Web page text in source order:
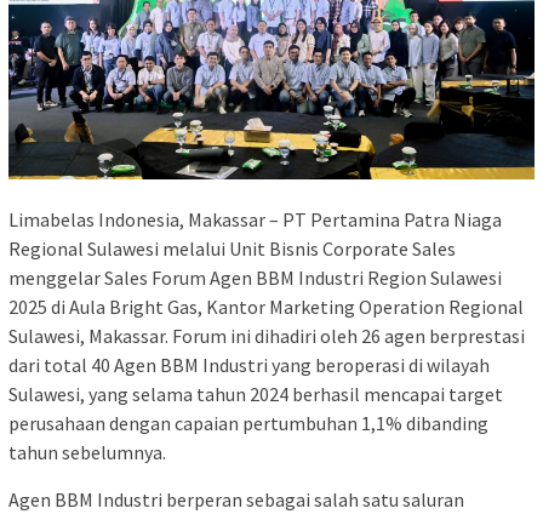
Limabelas Indonesia, Makassar – PT Pertamina Patra Niaga
Regional Sulawesi melalui Unit Bisnis Corporate Sales
menggelar Sales Forum Agen BBM Industri Region Sulawesi
2025 di Aula Bright Gas, Kantor Marketing Operation Regional
Sulawesi, Makassar. Forum ini dihadiri oleh 26 agen berprestasi
dari total 40 Agen BBM Industri yang beroperasi di wilayah
Sulawesi, yang selama tahun 2024 berhasil mencapai target
perusahaan dengan capaian pertumbuhan 1,1% dibanding
tahun sebelumnya.
Agen BBM Industri berperan sebagai salah satu saluran